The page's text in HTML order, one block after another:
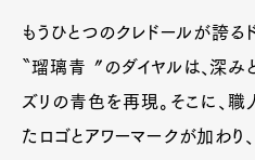
もうひとつのクレドールが誇る
〝瑠璃青〞のダイヤルは、深
ズリの青色を再現。そこに、
たロゴとアワーマークが加わり